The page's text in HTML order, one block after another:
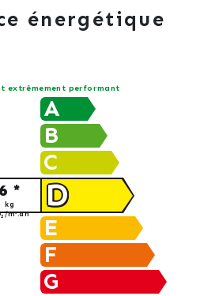
énergétique
extrêmement performant
A
B
C
D
6 *
kg
2/m².an
E
F
G